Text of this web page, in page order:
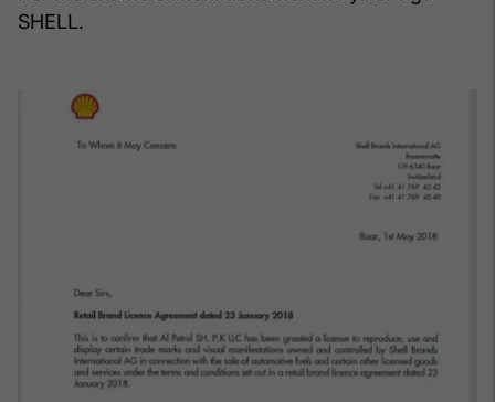
SHELL.